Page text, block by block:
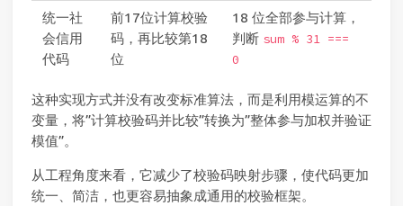
统一社
会信用
代码
前17位计算校验
码，再比较第18
位
18 位全部参与计算，
判断 sum % 31 ===
0
这种实现方式并没有改变标准算法，而是利用模运算的不
变量，将”计算校验码并比较”转换为”整体参与加权并验证
模值”。
从工程角度来看，它减少了校验码映射步骤，使代码更加
统一、简洁，也更容易抽象成通用的校验框架。